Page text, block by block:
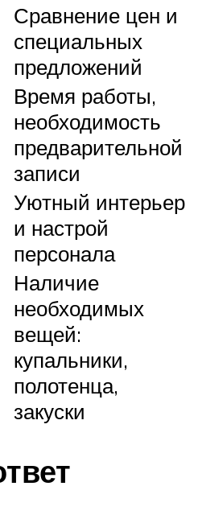
Сравнение цен и
специальных
предложений
Время работы,
необходимость
предварительной
записи
Уютный интерьер
и настрой
персонала
Наличие
необходимых
вещей:
купальники,
полотенца,
закуски